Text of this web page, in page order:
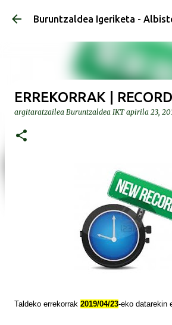
Saltatu eta joan
Buruntzaldea Igeriketa -
ERREKORRAK |
argitaratzailea Buruntzaldea IKT apirila 23,
Taldeko errekorrak 2019/04/23-eko datarekin